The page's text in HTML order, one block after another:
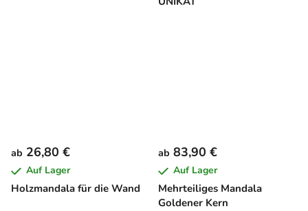
Holzmandala für die Wand
ab 26,80 €
Auf Lager
Mehrteiliges Mandala
Goldener Kern
ab 83,90 €
Auf Lager